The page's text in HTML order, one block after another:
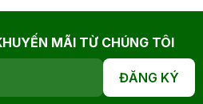
MÃI TỪ CHÚNG TÔI
ĐĂNG KÝ